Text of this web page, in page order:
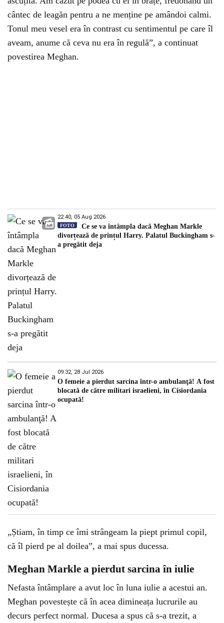
cântec de leagăn pentru a ne menține pe amândoi calmi.
Tonul meu vesel era în contrast cu sentimentul pe care îl
aveam, anume că ceva nu era în regulă”, a continuat
povestirea Meghan.
22:40, 05 Aug 2026
FOTO
Ce se va întâmpla dacă Meghan Markle
divorțează de prințul Harry. Palatul Buckingham s-
a pregătit deja
09:32, 28 Jul 2026
O femeie a pierdut sarcina într-o ambulanţă! A fost
blocată de către militari israelieni, în Cisiordania
ocupată!
„Știam, în timp ce îmi strângeam la piept primul copil,
că îl pierd pe al doilea”, a mai spus ducessa.
Meghan Markle a pierdut sarcina în iulie
Nefasta întâmplare a avut loc în luna iulie a acestui an.
Meghan povestește că în acea dimineața lucrurile au
decurs perfect normal. Ducesa a spus că s-a trezit, a